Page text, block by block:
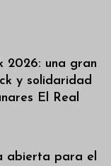
2026: una gran
y solidaridad
El Real
abierta para el